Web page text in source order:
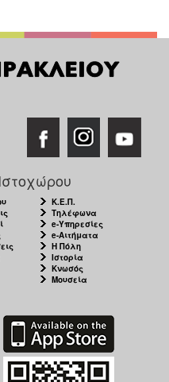
Κ.Ε.Π.
Τηλέφωνα
e-Υπηρεσίες
e-Αιτήματα
Η Πόλη
Ιστορία
Κνωσός
Μουσεία